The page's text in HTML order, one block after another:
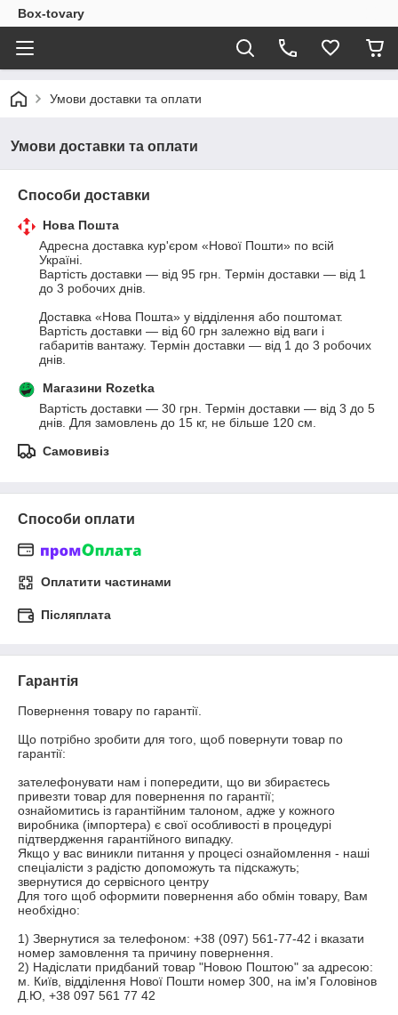
Box-tovary
Умови доставки та оплати
Умови доставки та оплати
Способи доставки
Нова Пошта
Адресна доставка кур'єром «Нової Пошти» по всій
Україні.
Вартість доставки — від 95 грн. Термін доставки — від 1
до 3 робочих днів.
Доставка «Нова Пошта» у відділення або поштомат.
Вартість доставки — від 60 грн залежно від ваги і
габаритів вантажу. Термін доставки — від 1 до 3 робочих
днів.
Магазини Rozetka
Вартість доставки — 30 грн. Термін доставки — від 3 до 5
днів. Для замовлень до 15 кг, не більше 120 см.
Самовивіз
Способи оплати
Оплатити частинами
Післяплата
Гарантія
Повернення товару по гарантії.
Що потрібно зробити для того, щоб повернути товар по
гарантії:
зателефонувати нам і попередити, що ви збираєтесь
привезти товар для повернення по гарантії;
ознайомитись із гарантійним талоном, адже у кожного
виробника (імпортера) є свої особливості в процедурі
підтвердження гарантійного випадку.
Якщо у вас виникли питання у процесі ознайомлення - наші
спеціалісти з радістю допоможуть та підскажуть;
звернутися до сервісного центру
Для того щоб оформити повернення або обмін товару, Вам
необхідно:
1) Звернутися за телефоном: +38 (097) 561-77-42 і вказати
номер замовлення та причину повернення.
2) Надіслати придбаний товар "Новою Поштою" за адресою:
м. Київ, відділення Нової Пошти номер 300, на ім'я Головінов
Д.Ю, +38 097 561 77 42